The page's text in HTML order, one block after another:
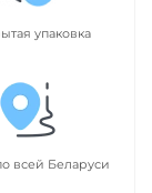
упаковка
всей Беларуси